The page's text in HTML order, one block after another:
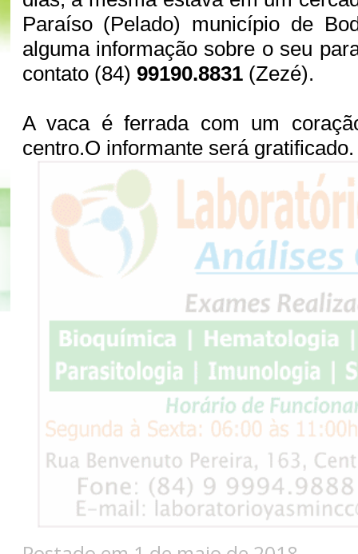
Paraíso (Pelado) município de
alguma informação sobre o seu
contato (84) 99190.8831(Zezé).
A vaca é ferrada com um
centro.O informante será gratificado.